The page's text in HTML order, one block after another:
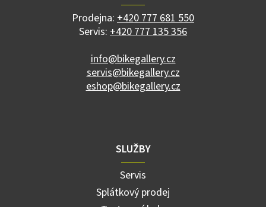
Prodejna: +420 777 681 550
Servis: +420 777 135 356
info@bikegallery.cz
servis@bikegallery.cz
eshop@bikegallery.cz
SLUŽBY
Servis
Splátkový prodej